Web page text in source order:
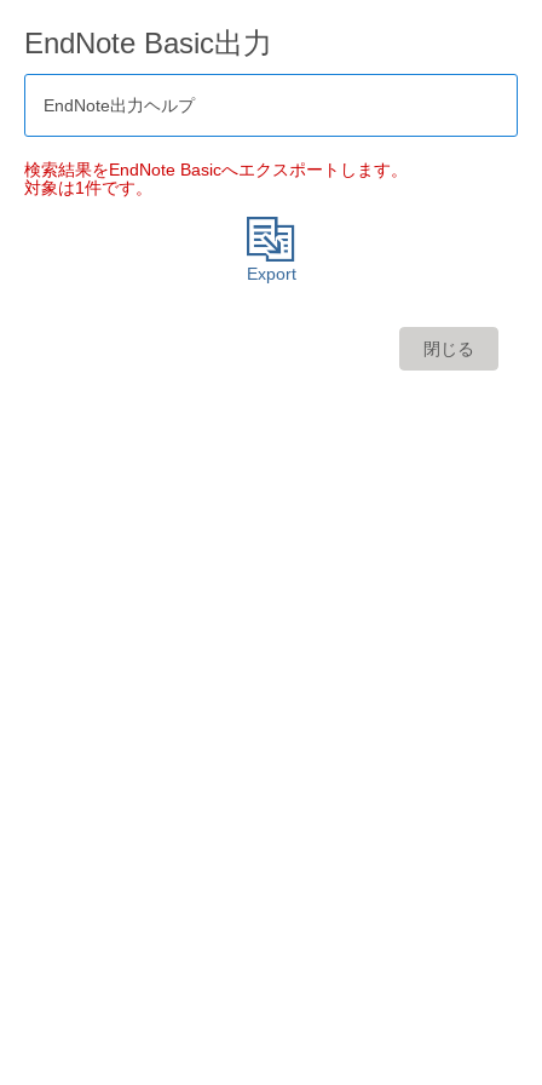
EndNote Basic出力
EndNote出力ヘルプ
検索結果をEndNote Basicへエクスポートします。
対象は1件です。
Export